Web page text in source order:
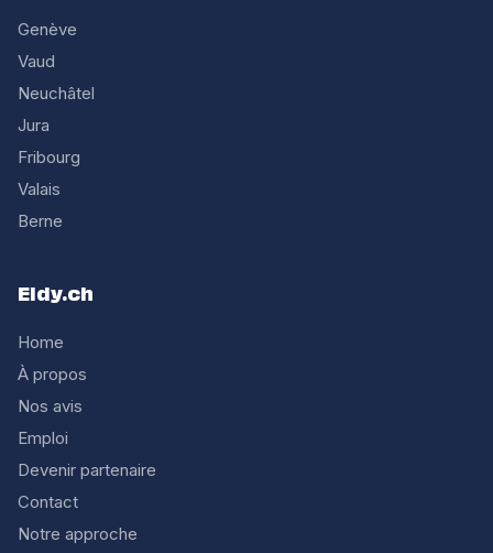
Genève
Vaud
Neuchâtel
Jura
Fribourg
Valais
Berne
Eldy.ch
Home
À propos
Nos avis
Emploi
Devenir partenaire
Contact
Notre approche